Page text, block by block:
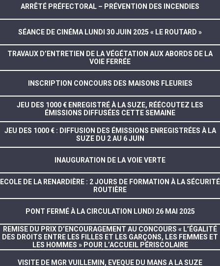
ARRÊTÉ PRÉFECTORAL – PRÉVENTION DES INCENDIES
SÉANCE DE CINÉMA LUNDI 30 JUIN 2025 « LE ROUTARD »
TRAVAUX D’ENTRETIEN DE LA VÉGÉTATION AUX ABORDS DE LA
VOIE FERRÉE
INSCRIPTION CONCOURS DES MAISONS FLEURIES
JEU DES 1000 € ENREGISTRÉ À LA SUZE, RÉÉCOUTEZ LES
ÉMISSIONS DIFFUSÉES CETTE SEMAINE
JEU DES 1000 € : DIFFUSION DES ÉMISSIONS ENREGISTRÉES À LA
SUZE DU 2 AU 6 JUIN
INAUGURATION DE LA VOIE VERTE
ECOLE DE LA RENARDIÈRE : 2 JOURS DE FORMATION À LA SÉCURITÉ
ROUTIÈRE
PONT FERMÉ À LA CIRCULATION LUNDI 26 MAI 2025
REMISE DU PRIX D’ENCOURAGEMENT AU CONCOURS « L’ÉGALITÉ
DES DROITS ENTRE LES FILLES ET LES GARÇONS, LES FEMMES ET
LES HOMMES » POUR L’ACCUEIL PÉRISCOLAIRE
VISITE DE MGR VUILLEMIN, EVEQUE DU MANS A LA SUZE